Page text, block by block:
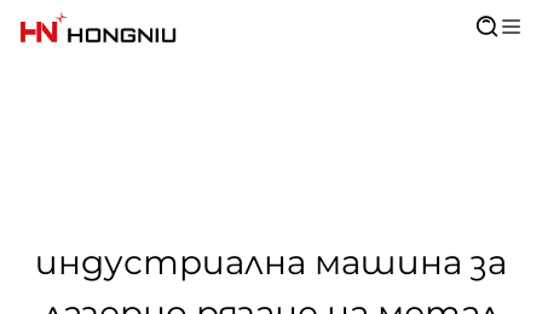
индустриална машина за